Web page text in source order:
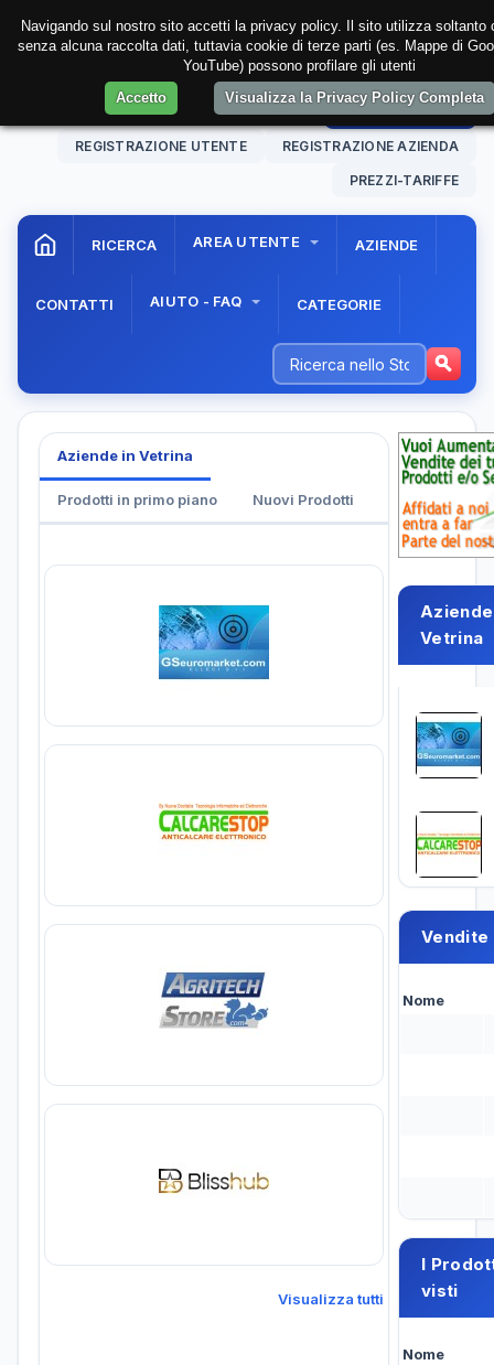
09 Aug. 202619:01:34 AREA RISERVATA
REGISTRAZIONE UTENTE REGISTRAZIONE AZIENDA
PREZZI-TARIFFE
RICERCA AREA UTENTE AZIENDE
CONTATTI AIUTO - FAQ CATEGORIE
Aziende in Vetrina
Prodotti in primo piano Nuovi Prodotti
Visualizza tutti
Vetrina
Vendite
Nome
I
visti
Nome
Navigando sul nostro sito accetti la privacy policy. Il sito utilizza soltanto
senza alcuna raccolta dati, tuttavia cookie di terze parti (es. Mappe di
YouTube) possono profilare gli utenti
Accetto
Visualizza la Privacy Policy Completa